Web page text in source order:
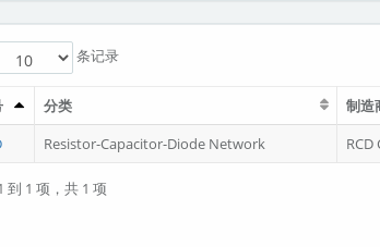
条记录
分类 制造
Resistor-Capacitor-Diode Network
到 1 项，共 1 项